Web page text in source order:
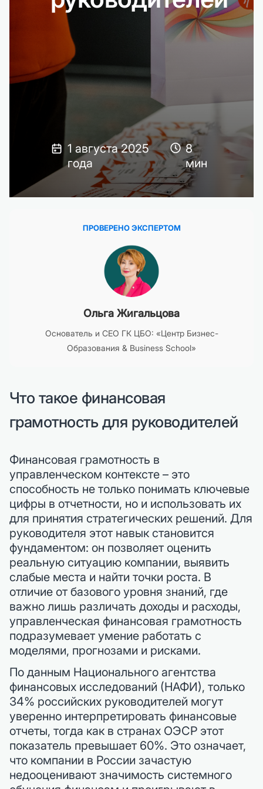
1 августа 2025
года
8
мин
ПРОВЕРЕНО ЭКСПЕРТОМ
Ольга Жигальцова
Основатель и CEO ГК ЦБО: «Центр Бизнес-
Образования & Business School»
Что такое финансовая
грамотность для руководителей
Финансовая грамотность в
управленческом контексте – это
способность не только понимать ключевые
цифры в отчетности, но и использовать их
для принятия стратегических решений. Для
руководителя этот навык становится
фундаментом: он позволяет оценить
реальную ситуацию компании, выявить
слабые места и найти точки роста. В
отличие от базового уровня знаний, где
важно лишь различать доходы и расходы,
управленческая финансовая грамотность
подразумевает умение работать с
моделями, прогнозами и рисками.
По данным Национального агентства
финансовых исследований (НАФИ), только
34% российских руководителей могут
уверенно интерпретировать финансовые
отчеты, тогда как в странах ОЭСР этот
показатель превышает 60%. Это означает,
что компании в России зачастую
недооценивают значимость системного